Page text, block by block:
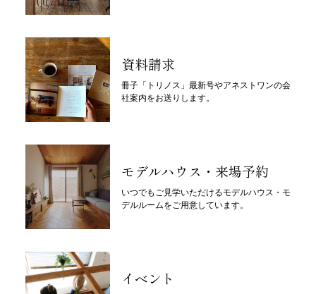
資料請求
冊子「トリノス」最新号やアネストワンの会
社案内をお送りします。
モデルハウス・来場予約
いつでもご見学いただけるモデルハウス・モ
デルルームをご用意しています。
イベント